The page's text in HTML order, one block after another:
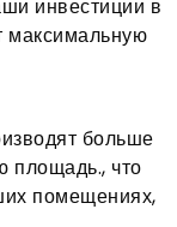
инвестиции в
максимальную
больше
площадь., что
помещениях,